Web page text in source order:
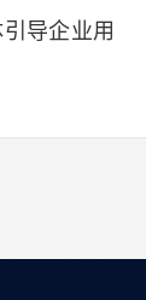
导企业用